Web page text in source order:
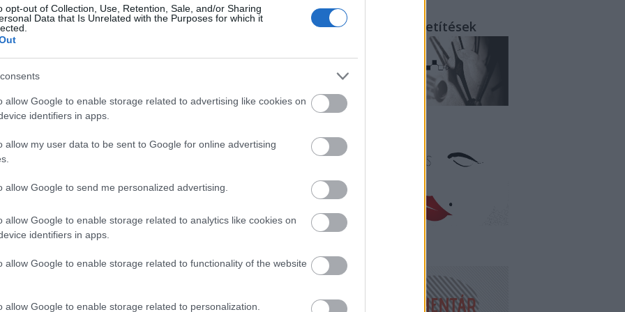
opt-out of Collection, Use, Retention, Sale, and/or Sharing
Data that Is Unrelated with the Purposes for which it
allow Google to enable storage related to advertising like cookies on
identifiers in apps.
allow my user data to be sent to Google for online advertising
allow Google to send me personalized advertising.
allow Google to enable storage related to analytics like cookies on
identifiers in apps.
allow Google to enable storage related to functionality of the website
allow Google to enable storage related to personalization.
a politikai számítások legalább olyan jelentőséggel
enyhítése egyértelműen politikai kockázattal
megszerzett kivételes figyelem nagy részét
pedig a figyelem az egyik legnagyobb érték. A kérdés,
a visszaszerzéséért.
válság karantén válságkezelés közösségi média
bejegyzések:
Percről-percre - közvetítések
Politika és erotika
Vendégkommentár